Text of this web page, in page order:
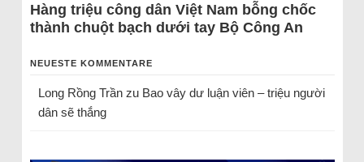
Hàng triệu công dân Việt Nam bỗng chốc
thành chuột bạch dưới tay Bộ Công An
NEUESTE KOMMENTARE
Long Rồng Trầnzu Bao vây dư luận viên – triệu người
dân sẽ thắng